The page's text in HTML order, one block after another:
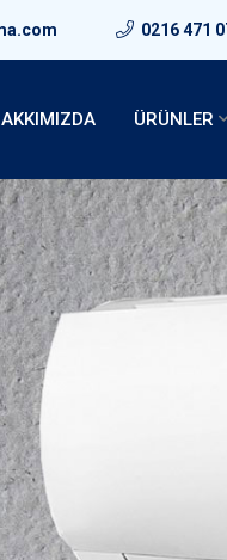
0216 471
ÜRÜNLER